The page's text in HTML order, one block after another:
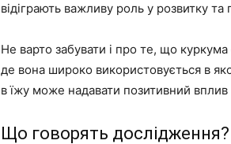
відіграють важливу роль у розвитку
Не варто забувати і про те, що куркума
де вона широко використовується в
в їжу може надавати позитивний вплив
Що говорять дослідження?